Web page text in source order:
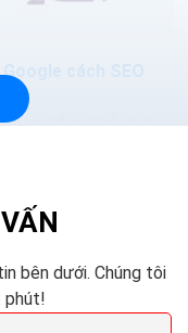
cách SEO
ưu tổng thể, nhờ
bên dưới. Chúng tôi
phút!